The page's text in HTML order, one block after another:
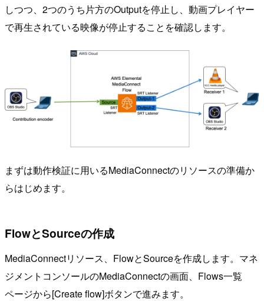
しつつ、2つのうち片方のOutputを停止し、動画プレイヤー
で再生されている映像が停止することを確認します。
まずは動作検証に用いるMediaConnectのリソースの準備か
らはじめます。
FlowとSourceの作成
MediaConnectリソース、FlowとSourceを作成します。マネ
ジメントコンソールのMediaConnectの画面、Flows一覧
ページから[Create flow]ボタンで進みます。